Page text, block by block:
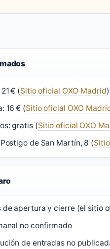
€ (Sitio oficial OXO Madrid)
16 € (Sitio oficial OXO
gratis (Sitio oficial OXO
de San Martín, 8 (
de apertura y cierre (el sitio
no confirmado
de entradas no